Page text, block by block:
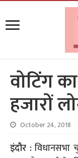
वोटिंग
हजारों
October 24, 2018
इंदौर :विधानसभा